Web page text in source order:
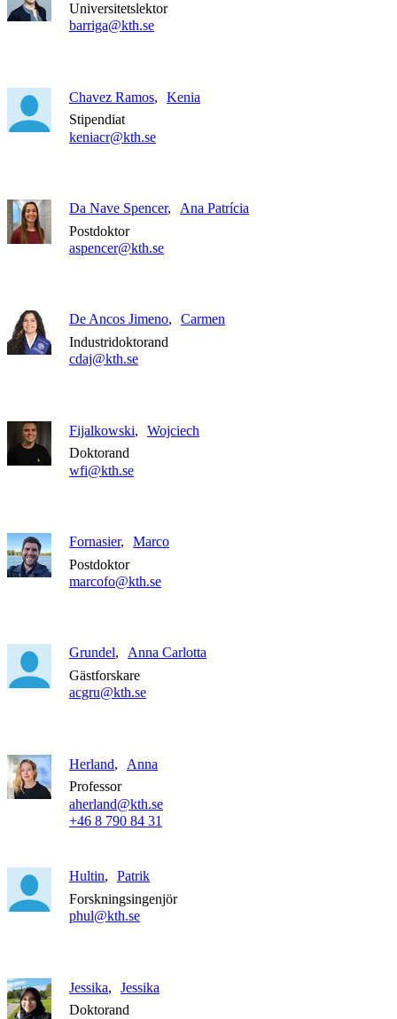
Universitetslektor
barriga@kth.se
Chavez Ramos
Kenia
Stipendiat
keniacr@kth.se
Da Nave Spencer
Ana Patrícia
Postdoktor
aspencer@kth.se
De Ancos Jimeno
Carmen
Industridoktorand
cdaj@kth.se
Fijalkowski
Wojciech
Doktorand
wfi@kth.se
Fornasier
Marco
Postdoktor
marcofo@kth.se
Grundel
Anna Carlotta
Gästforskare
acgru@kth.se
Herland
Anna
Professor
aherland@kth.se
+46 8 790 84 31
Hultin
Patrik
Forskningsingenjör
phul@kth.se
Jessika
Jessika
Doktorand